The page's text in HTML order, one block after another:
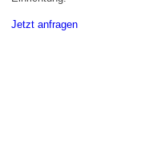
Jetzt anfragen